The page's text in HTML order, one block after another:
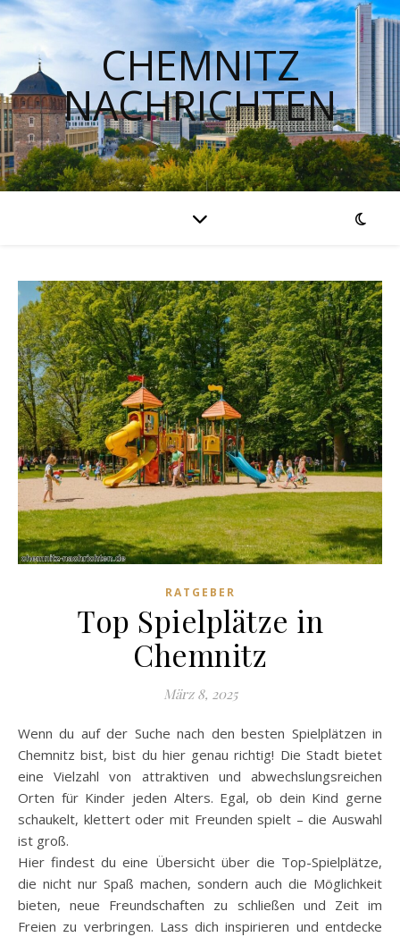
CHEMNITZ
NACHRICHTEN
RATGEBER
Top Spielplätze in
Chemnitz
März 8, 2025
Wenn du auf der Suche nach den besten Spielplätzen in
Chemnitz bist, bist du hier genau richtig! Die Stadt bietet
eine Vielzahl von attraktiven und abwechslungsreichen
Orten für Kinder jeden Alters. Egal, ob dein Kind gerne
schaukelt, klettert oder mit Freunden spielt – die Auswahl
ist groß.
Hier findest du eine Übersicht über die Top-Spielplätze,
die nicht nur Spaß machen, sondern auch die Möglichkeit
bieten, neue Freundschaften zu schließen und Zeit im
Freien zu verbringen. Lass dich inspirieren und entdecke